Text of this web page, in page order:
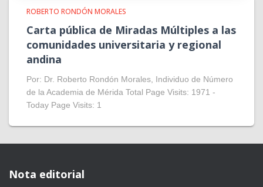
ROBERTO RONDÓN MORALES
Carta pública de Miradas Múltiples a las
comunidades universitaria y regional
andina
Por: Dr. Roberto Rondón Morales, Individuo de Número
de la Academia de Mérida Total Page Visits: 1971 -
Today Page Visits: 1
Nota editorial